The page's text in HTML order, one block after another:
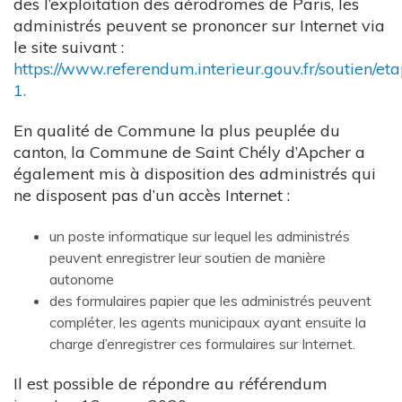
administrés peuvent se prononcer sur Internet via
le site suivant :
https://www.referendum.interieur.gouv.fr/soutien/
1.
En qualité de Commune la plus peuplée du
canton, la Commune de Saint Chély d’Apcher a
également mis à disposition des administrés qui
ne disposent pas d’un accès Internet :
un poste informatique sur lequel les administrés
peuvent enregistrer leur soutien de manière
autonome
des formulaires papier que les administrés peuvent
compléter, les agents municipaux ayant ensuite la
charge d’enregistrer ces formulaires sur Internet.
Il est possible de répondre au référendum